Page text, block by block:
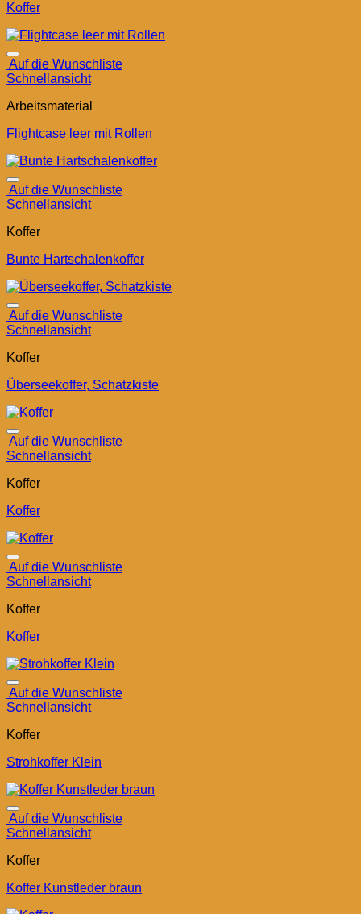
Koffer
Auf die Wunschliste
Schnellansicht
Arbeitsmaterial
Flightcase leer mit Rollen
Auf die Wunschliste
Schnellansicht
Koffer
Bunte Hartschalenkoffer
Auf die Wunschliste
Schnellansicht
Koffer
Überseekoffer, Schatzkiste
Auf die Wunschliste
Schnellansicht
Koffer
Koffer
Auf die Wunschliste
Schnellansicht
Koffer
Koffer
Auf die Wunschliste
Schnellansicht
Koffer
Strohkoffer Klein
Auf die Wunschliste
Schnellansicht
Koffer
Koffer Kunstleder braun